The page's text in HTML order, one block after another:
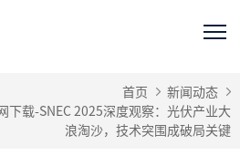
首页
新闻动态
下载-SNEC 2025深度观察：光伏产业大
浪淘沙，技术突围成破局关键